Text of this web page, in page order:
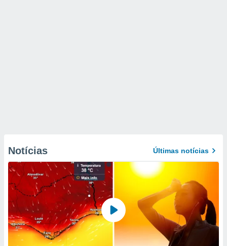
Notícias Últimas notícias